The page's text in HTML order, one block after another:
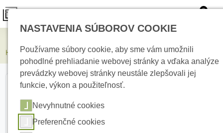
0
HIKVISION DS-2DE5425IW-AE(T5) 4 Mpx PTZ kamera
NASTAVENIA SÚBOROV COOKIE
Používame súbory cookie, aby sme vám umožnili
pohodlné prehliadanie webovej stránky a vďaka analýze
prevádzky webovej stránky neustále zlepšovali jej
funkcie, výkon a použiteľnosť.
Nevyhnutné cookies
Preferenčné cookies